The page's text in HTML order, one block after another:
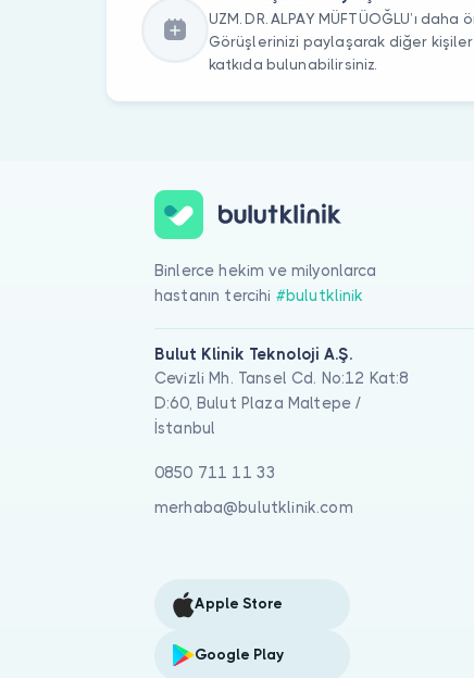
UZM. DR. ALPAY MÜFTÜOĞLU’ı
Görüşlerinizi paylaşarak diğer
katkıda bulunabilirsiniz.
Binlerce hekim ve milyonlarca
hastanın tercihi #bulutklinik
Bulut Klinik Teknoloji A.Ş.
Cevizli Mh. Tansel Cd. No:12 Kat:8
D:60, Bulut Plaza Maltepe /
İstanbul
0850 711 11 33
merhaba@bulutklinik.com
Apple Store
Google Play